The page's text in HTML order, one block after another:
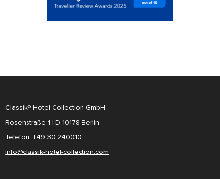
Classik® Hotel Collection GmbH
Rosenstraße 1 | D-10178 Berlin
Telefon: +49 30 240010
info@classik-hotel-collection.com